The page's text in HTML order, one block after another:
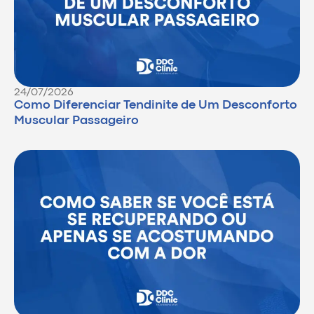
24/07/2026
Como Diferenciar Tendinite de Um Desconforto
Muscular Passageiro